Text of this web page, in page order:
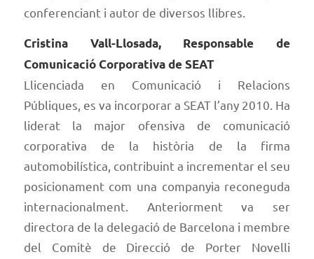
conferenciant i autor de diversos llibres.
Cristina Vall-Llosada, Responsable de
Comunicació Corporativa de SEAT
Llicenciada en Comunicació i Relacions
Públiques, es va incorporar a SEAT l’any 2010. Ha
liderat la major ofensiva de comunicació
corporativa de la història de la firma
automobilística, contribuint a incrementar el seu
posicionament com una companyia reconeguda
internacionalment. Anteriorment va ser
directora de la delegació de Barcelona i membre
del Comitè de Direcció de Porter Novelli